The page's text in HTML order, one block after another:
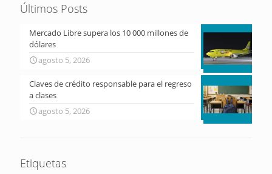
Últimos Posts
Mercado Libre supera los 10 000 millones de
dólares
agosto 5, 2026
Claves de crédito responsable para el regreso
a clases
agosto 5, 2026
Etiquetas